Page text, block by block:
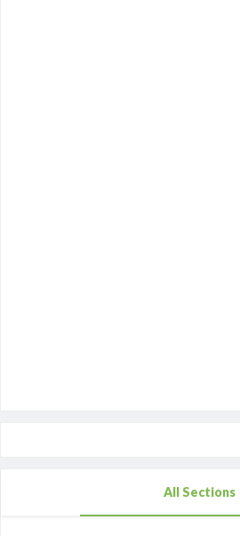
All Sections